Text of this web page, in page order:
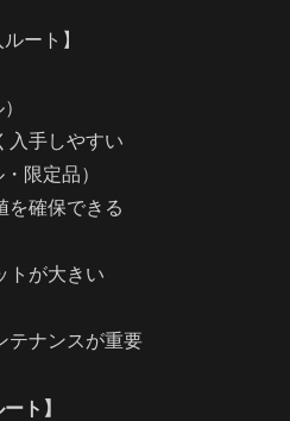
ート】
入手しやすい
限定品）
を確保できる
トが大きい
テナンスが重要
ト】